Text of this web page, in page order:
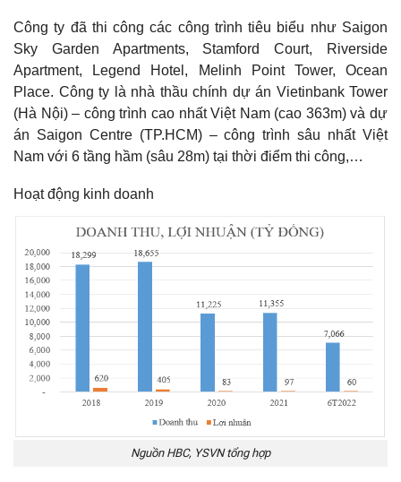
Công ty đã thi công các công trình tiêu biểu như Saigon
Sky Garden Apartments, Stamford Court, Riverside
Apartment, Legend Hotel, Melinh Point Tower, Ocean
Place. Công ty là nhà thầu chính dự án Vietinbank Tower
(Hà Nội) – công trình cao nhất Việt Nam (cao 363m) và dự
án Saigon Centre (TP.HCM) – công trình sâu nhất Việt
Nam với 6 tầng hầm (sâu 28m) tại thời điểm thi công,…
Hoạt động kinh doanh
Nguồn HBC, YSVN tổng hợp